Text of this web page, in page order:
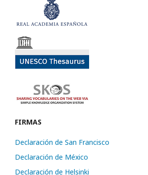
FIRMAS
Declaración de San Francisco
Declaración de México
Declaración de Helsinki